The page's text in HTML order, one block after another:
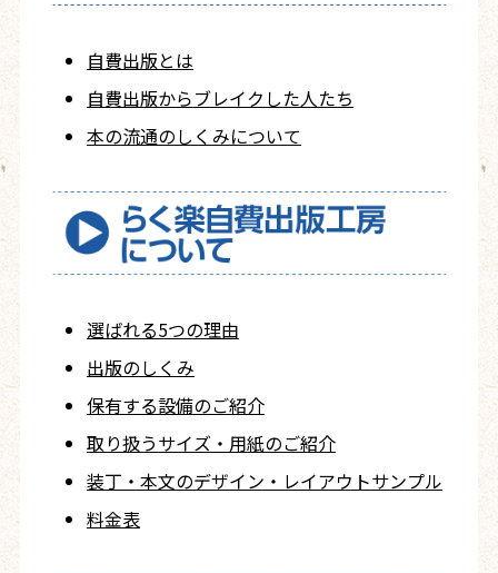
自費出版とは
自費出版からブレイクした人たち
本の流通のしくみについて
選ばれる5つの理由
出版のしくみ
保有する設備のご紹介
取り扱うサイズ・用紙のご紹介
装丁・本文のデザイン・レイアウトサンプル
料金表